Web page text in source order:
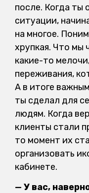
после. Когда ты
ситуации,
на многое.
хрупкая. Что мы
какие-то
переживания,
А в итоге
ты сделал для
людям. Когда
клиенты стали
то момент их
организовать
кабинете.
— У вас,